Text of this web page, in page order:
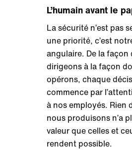
L’humain avant le
La sécurité n’est pas
une priorité, c’est
angulaire. De la
dirigeons à la façon
opérons, chaque
commence par
à nos employés. Rien
nous produisons n’a
valeur que celles et
rendent possible.